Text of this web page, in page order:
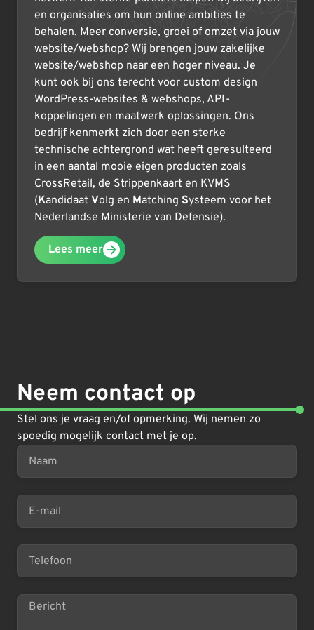
en organisaties om hun online ambities te
behalen. Meer conversie, groei of omzet via jouw
website/webshop? Wij brengen jouw zakelijke
website/webshop naar een hoger niveau. Je
kunt ook bij ons terecht voor custom design
WordPress-websites & webshops, API-
koppelingen en maatwerk oplossingen. Ons
bedrijf kenmerkt zich door een sterke
technische achtergrond wat heeft geresulteerd
in een aantal mooie eigen producten zoals
CrossRetail, de Strippenkaart en KVMS
(Kandidaat Volg en Matching Systeem voor het
Nederlandse Ministerie van Defensie).
Lees meer
Neem contact op
Stel ons je vraag en/of opmerking. Wij nemen zo
spoedig mogelijk contact met je op.